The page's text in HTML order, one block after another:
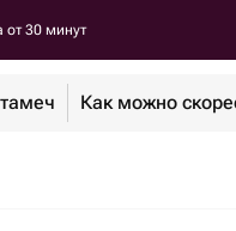
от 30 минут
Как можно